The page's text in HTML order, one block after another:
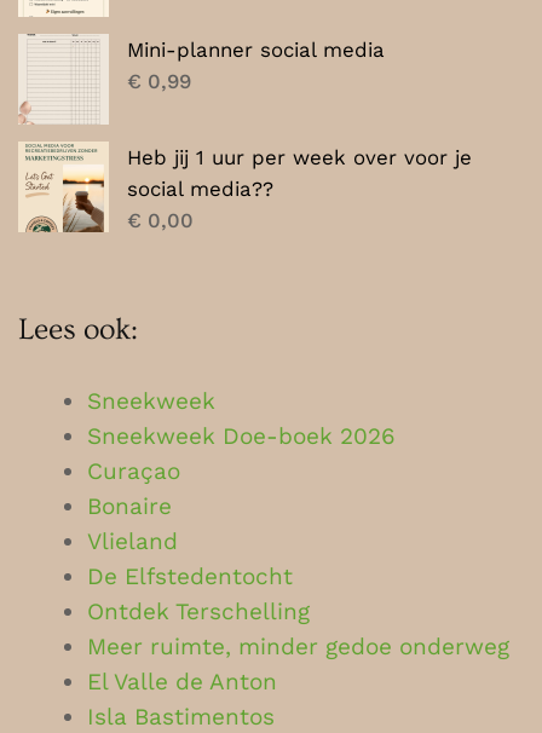
Mini-planner social media
€ 0,99
Heb jij 1 uur per week over voor je
social media??
€ 0,00
Lees ook:
Sneekweek
Sneekweek Doe-boek 2026
Curaçao
Bonaire
Vlieland
De Elfstedentocht
Ontdek Terschelling
Meer ruimte, minder gedoe onderweg
El Valle de Anton
Isla Bastimentos